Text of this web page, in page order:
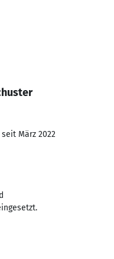
März 2022